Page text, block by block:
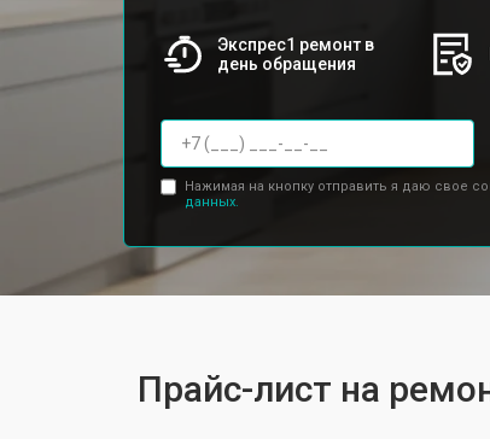
Экспрес1 ремонт в
день обращения
Нажимая на кнопку отправить я даю свое
данных.
Прайс-лист на